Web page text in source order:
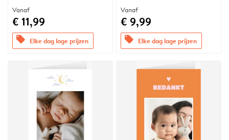
Vanaf
€ 11,99
offers Elke dag lage prijzen
Vanaf
€ 9,99
offers Elke dag lage prijzen